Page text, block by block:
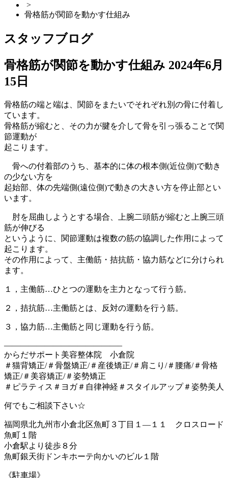
>
骨格筋が関節を動かす仕組み
スタッフブログ
骨格筋が関節を動かす仕組み 2024年6月
15日
骨格筋の端と端は、関節をまたいでそれぞれ別の骨に付着し
ています。
骨格筋が縮むと、その力が腱を介して骨を引っ張ることで関
節運動が
起こります。
骨への付着部のうち、基本的に体の根本側(近位側)で動き
の少ない方を
起始部、体の先端側(遠位側)で動きの大きい方を停止部とい
います。
肘を屈曲しようとする場合、上腕二頭筋が縮むと上腕三頭
筋が伸びる
というように、関節運動は複数の筋の協調した作用によって
起こります。
その作用によって、主働筋・拮抗筋・協力筋などに分けられ
ます。
１，主働筋…ひとつの運動を主力となって行う筋。
２，拮抗筋…主働筋とは、反対の運動を行う筋。
３，協力筋…主働筋と同じ運動を行う筋。
——————————————–
からだサポート美容整体院 小倉院
＃猫背矯正/＃骨盤矯正/＃産後矯正/＃肩こり/＃腰痛/＃骨格
矯正/＃美容矯正/＃姿勢矯正
＃ピラティス＃ヨガ＃自律神経＃スタイルアップ＃姿勢美人
何でもご相談下さい☆
福岡県北九州市小倉北区魚町３丁目１―１１ クロスロード
魚町１階
小倉駅より徒歩８分
魚町銀天街ドンキホーテ向かいのビル１階
《駐車場》